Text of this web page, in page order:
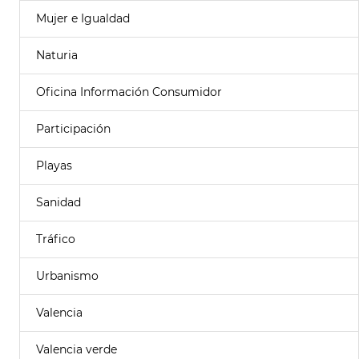
Mujer e Igualdad
Naturia
Oficina Información Consumidor
Participación
Playas
Sanidad
Tráfico
Urbanismo
Valencia
Valencia verde